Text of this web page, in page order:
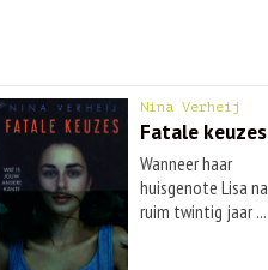
Nina Verheij
Fatale keuzes
Wanneer haar
huisgenote Lisa na
ruim twintig jaar ...